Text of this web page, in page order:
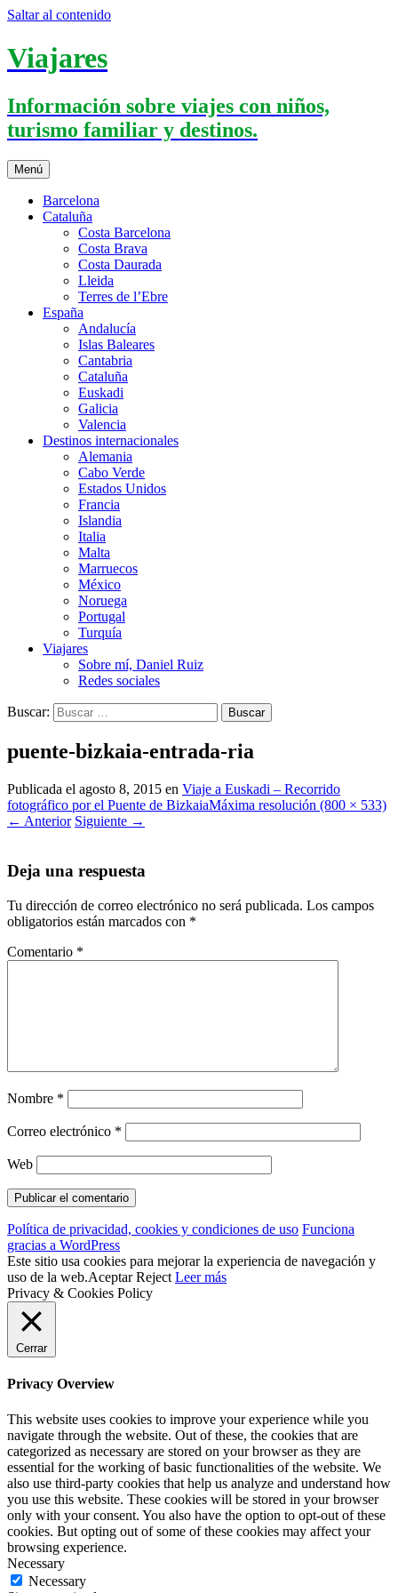
Saltar al contenido
Viajares
Información sobre viajes con niños,
turismo familiar y destinos.
Menú
Barcelona
Cataluña
Costa Barcelona
Costa Brava
Costa Daurada
Lleida
Terres de l’Ebre
España
Andalucía
Islas Baleares
Cantabria
Cataluña
Euskadi
Galicia
Valencia
Destinos internacionales
Alemania
Cabo Verde
Estados Unidos
Francia
Islandia
Italia
Malta
Marruecos
México
Noruega
Portugal
Turquía
Viajares
Sobre mí, Daniel Ruiz
Redes sociales
Buscar:
puente-bizkaia-entrada-ria
Publicada el agosto 8, 2015 en Viaje a Euskadi – Recorrido
fotográfico por el Puente de BizkaiaMáxima resolución (800 × 533)
← Anterior Siguiente →
Deja una respuesta
Tu dirección de correo electrónico no será publicada. Los campos
obligatorios están marcados con *
Comentario *
Nombre *
Correo electrónico *
Web
Política de privacidad, cookies y condiciones de uso Funciona
gracias a WordPress
Este sitio usa cookies para mejorar la experiencia de navegación y
uso de la web.Aceptar Reject Leer más
Privacy & Cookies Policy
Cerrar
Privacy Overview
This website uses cookies to improve your experience while you
navigate through the website. Out of these, the cookies that are
categorized as necessary are stored on your browser as they are
essential for the working of basic functionalities of the website. We
also use third-party cookies that help us analyze and understand how
you use this website. These cookies will be stored in your browser
only with your consent. You also have the option to opt-out of these
cookies. But opting out of some of these cookies may affect your
browsing experience.
Necessary
Necessary